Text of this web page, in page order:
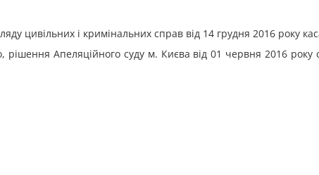
цивільних і кримінальних справ від 14 грудня 2016 року
Апеляційного суду м. Києва від 01 червня 2016 року